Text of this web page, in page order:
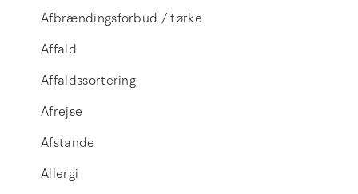
Afbrændingsforbud / tørke
Affald
Affaldssortering
Afrejse
Afstande
Allergi